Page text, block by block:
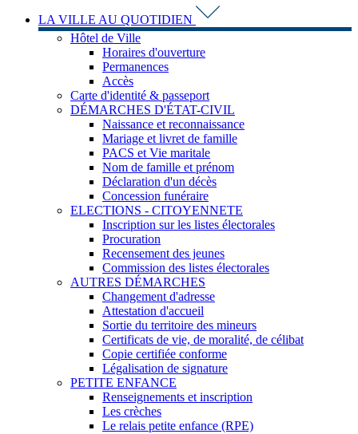
LA VILLE AU QUOTIDIEN
Hôtel de Ville
Horaires d'ouverture
Permanences
Accès
Carte d'identité & passeport
DÉMARCHES D'ÉTAT-CIVIL
Naissance et reconnaissance
Mariage et livret de famille
PACS et Vie maritale
Nom de famille et prénom
Déclaration d'un décès
Concession funéraire
ELECTIONS - CITOYENNETE
Inscription sur les listes électorales
Procuration
Recensement des jeunes
Commission des listes électorales
AUTRES DÉMARCHES
Changement d'adresse
Attestation d'accueil
Sortie du territoire des mineurs
Certificats de vie, de moralité, de célibat
Copie certifiée conforme
Légalisation de signature
PETITE ENFANCE
Renseignements et inscription
Les crèches
Le relais petite enfance (RPE)